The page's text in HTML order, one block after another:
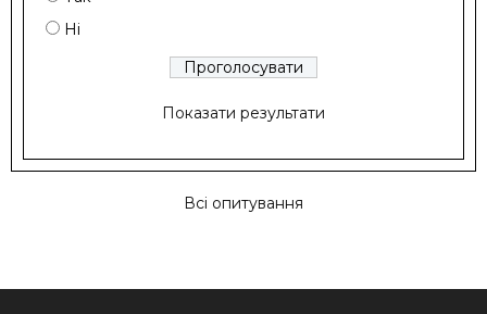
Ні
Показати результати
Всі опитування